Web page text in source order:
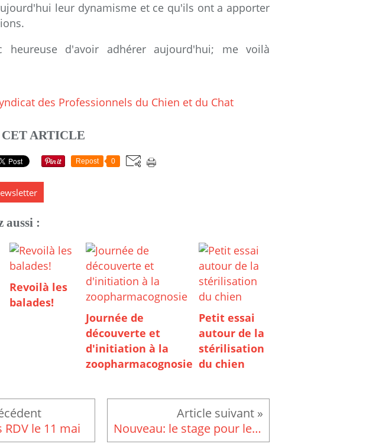
leur dynamisme et ce qu'ils ont a apporter
heureuse d'avoir adhérer aujourd'hui; me voilà
CET ARTICLE
Repost 0
aussi :
Revoilà les
balades!
Journée de
découverte et
d'initiation à la
zoopharmacognosie
Petit essai
autour de la
stérilisation
du chien
RDV le 11 mai Nouveau: le stage pour les chiots